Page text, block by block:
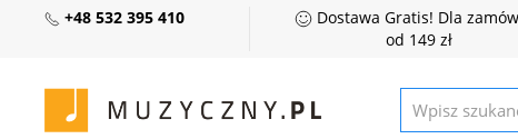
+48 532 395 410
Dostawa Gratis! Dla
od 149 zł